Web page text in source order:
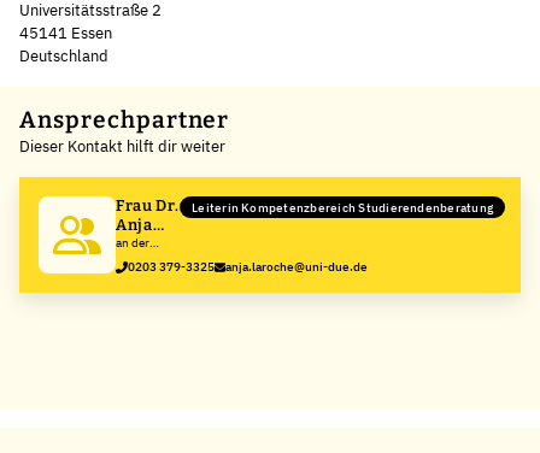
Universitätsstraße 2
45141 Essen
Deutschland
+
−
Ansprechpartner
Dieser Kontakt hilft dir weiter
Frau Dr.
Anja
Laroche
an der
Universität
Duisburg-
Essen
Leiterin Kompetenzbereich Studierendenberatung
0203 379-3325 anja.laroche@uni-due.de